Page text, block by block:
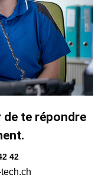
te répondre
42